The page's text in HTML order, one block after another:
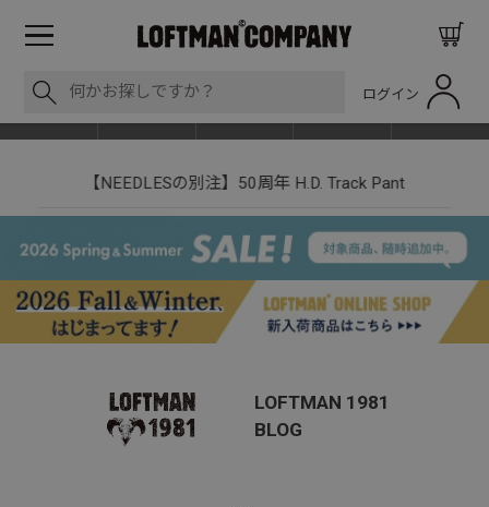
ログイン
【NEEDLESの別注】50周年 H.D. Track Pant
LOFTMAN 1981
BLOG